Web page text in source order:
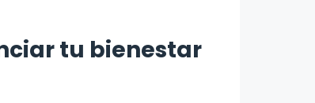
tu bienestar